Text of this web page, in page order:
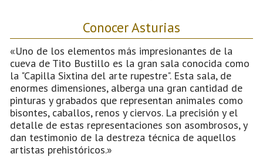
Conocer Asturias
«Uno de los elementos más impresionantes de la
cueva de Tito Bustillo es la gran sala conocida como
la "Capilla Sixtina del arte rupestre". Esta sala, de
enormes dimensiones, alberga una gran cantidad de
pinturas y grabados que representan animales como
bisontes, caballos, renos y ciervos. La precisión y el
detalle de estas representaciones son asombrosos, y
dan testimonio de la destreza técnica de aquellos
artistas prehistóricos.»